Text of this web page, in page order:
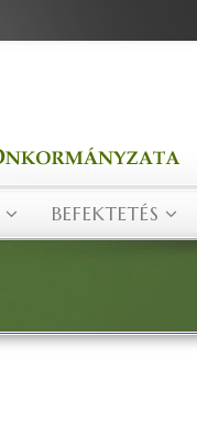
BEFEKTETÉS